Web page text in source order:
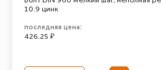
10.9 цинк
последняя цена:
426.25 ₽